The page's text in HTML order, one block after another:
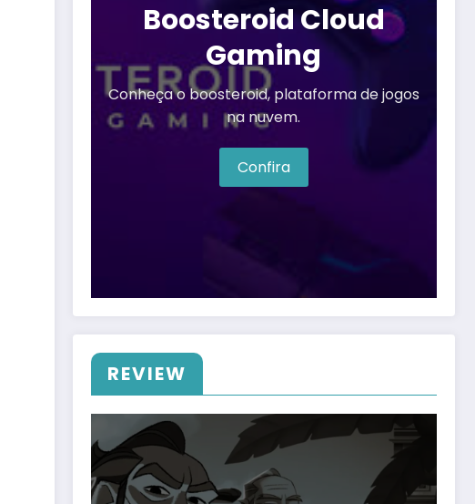
Boosteroid Cloud
Gaming
Conheça o boosteroid, plataforma de jogos
na nuvem.
Confira
REVIEW